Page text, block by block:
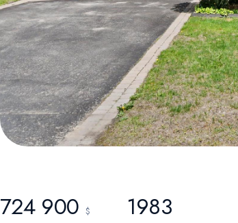
724 900 $
1983